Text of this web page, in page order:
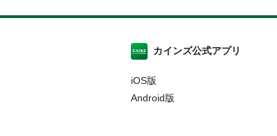
カインズ公式アプリ
iOS版
Android版